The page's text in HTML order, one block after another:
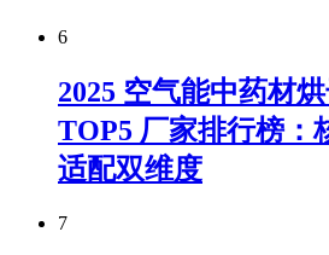
6
2025 空气能中药材
TOP5 厂家排行榜：
适配双维度
7